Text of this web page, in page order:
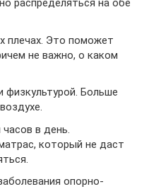
распределяться на обе
плечах. Это поможет
не важно, о каком
физкультурой. Больше
в день.
который не даст
опорно-